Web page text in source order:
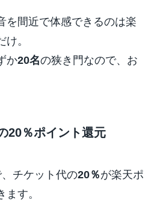
を間近で体感できるのは楽
。
か20名の狭き門なので、お
20％ポイント還元
チケット代の20％が楽天ポ
す。